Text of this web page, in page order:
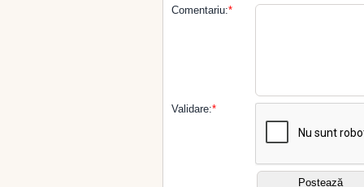
Comentariu:*
Validare:*